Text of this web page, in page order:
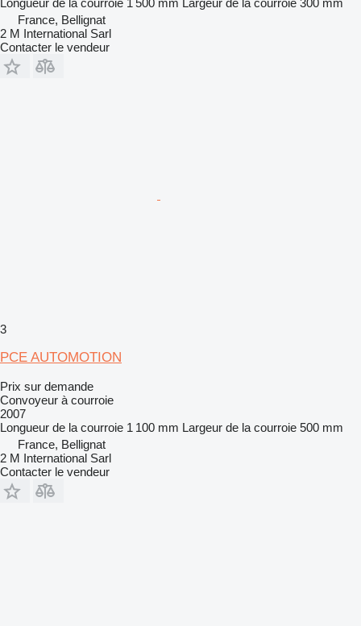
Longueur de la courroie 1 500 mm Largeur de la courroie 300 mm
France, Bellignat
2 M International Sarl
Contacter le vendeur
3
PCE AUTOMOTION
Prix sur demande
Convoyeur à courroie
2007
Longueur de la courroie 1 100 mm Largeur de la courroie 500 mm
France, Bellignat
2 M International Sarl
Contacter le vendeur